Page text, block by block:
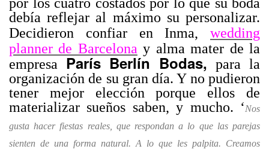
debía reflejar al máximo su personalizar.
Decidieron confiar en Inma, wedding
planner de Barcelona y alma mater de la
empresa
París Berlín Bodas,para la
organización de su gran día. Y no pudieron
tener mejor elección porque ellos de
materializar sueños saben, y mucho. ‘Nos
gusta hacer fiestas reales, que respondan a lo que las parejas
sienten de una forma natural. A lo que les palpita. Creamos